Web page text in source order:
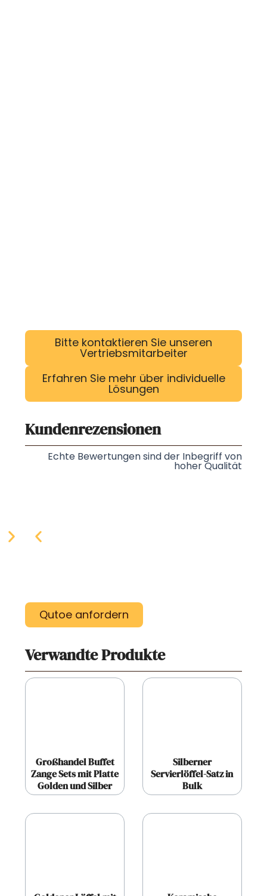
Bitte kontaktieren Sie unseren
Vertriebsmitarbeiter
Erfahren Sie mehr über individuelle
Lösungen
Kundenrezensionen
Echte Bewertungen sind der Inbegriff von
hoher Qualität
Qutoe anfordern
Verwandte Produkte
Großhandel Buffet
Zange Sets mit Platte
Golden und Silber
Silberner
Servierlöffel-Satz in
Bulk